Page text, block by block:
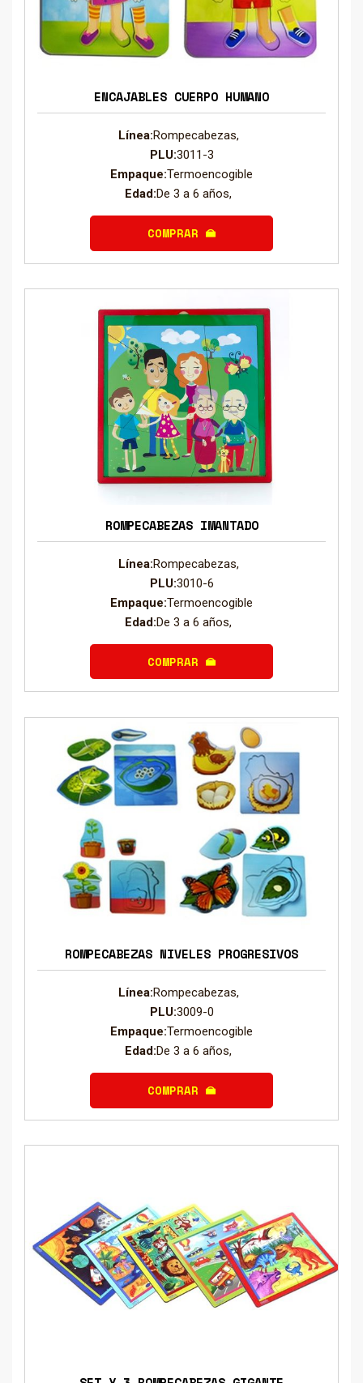
ENCAJABLES CUERPO HUMANO
Línea:Rompecabezas,
PLU:3011-3
Empaque:Termoencogible
Edad:De 3 a 6 años,
COMPRAR
ROMPECABEZAS IMANTADO
Línea:Rompecabezas,
PLU:3010-6
Empaque:Termoencogible
Edad:De 3 a 6 años,
COMPRAR
ROMPECABEZAS NIVELES PROGRESIVOS
Línea:Rompecabezas,
PLU:3009-0
Empaque:Termoencogible
Edad:De 3 a 6 años,
COMPRAR